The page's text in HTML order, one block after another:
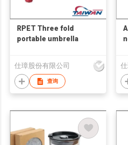
RPET Three fold
portable umbrella
仕璋股份有限公司
查询